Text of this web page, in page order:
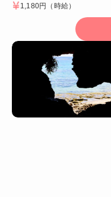
1,180円 （時給）